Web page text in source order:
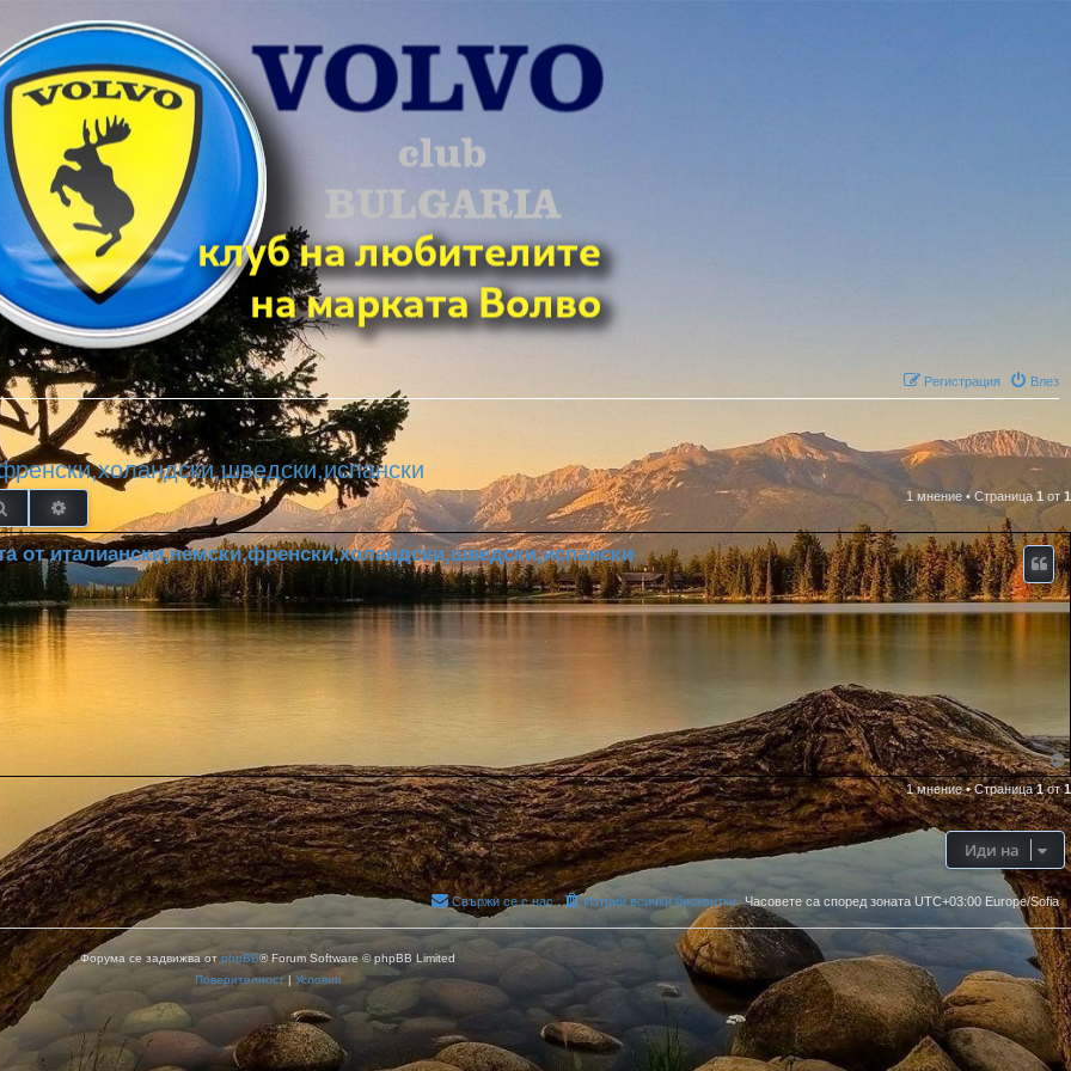
Влез
Регистрация
Търсене Разширено търсене 1 мнение •Страница 1 от 1
от италиански,немски,френски,холандски,шведски,испански
1 мнение•Страница1от1
Иди на
Часовете са според зоната UTC+03:00 Europe/Sofia
Изтрий всички бисквитки
Свържи се с нас
Форума се задвижва от phpBB® Forum Software © phpBB Limited
Поверителност| Условия